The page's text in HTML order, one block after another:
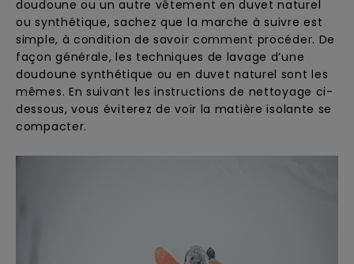
doudoune ou un autre vêtement en duvet naturel
ou synthétique, sachez que la marche à suivre est
simple, à condition de savoir comment procéder. De
façon générale, les techniques de lavage d’une
doudoune synthétique ou en duvet naturel sont les
mêmes. En suivant les instructions de nettoyage ci-
dessous, vous éviterez de voir la matière isolante se
compacter.